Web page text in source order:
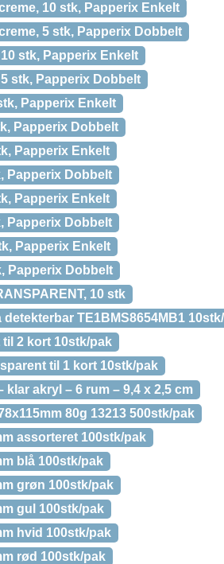
10 stk, Papperix Enkelt
5 stk, Papperix Dobbelt
stk, Papperix Enkelt
stk, Papperix Dobbelt
Papperix Enkelt
Papperix Dobbelt
Papperix Enkelt
Papperix Dobbelt
Papperix Enkelt
Papperix Dobbelt
Papperix Enkelt
Papperix Dobbelt
10 stk
TE1BMS8654MB1
2 kort 10stk/pak
til 1 kort 10stk/pak
akryl – 6 rum – 9,4 x 2,5 cm
80g 13213 500stk/pak
assorteret 100stk/pak
blå 100stk/pak
grøn 100stk/pak
gul 100stk/pak
hvid 100stk/pak
rød 100stk/pak